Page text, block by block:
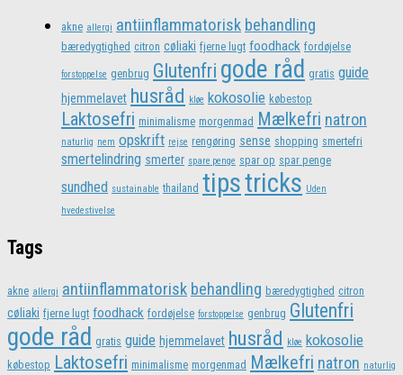
akne allergi antiinflammatorisk behandling
bæredygtighed citron cøliaki fjerne lugt foodhack fordøjelse
forstoppelse genbrug Glutenfri gode råd gratis guide
hjemmelavet husråd kløe kokosolie købestop
Laktosefri minimalisme morgenmad Mælkefri natron
naturlig nem opskrift rejse rengøring sense shopping smertefri
smertelindring smerter spare penge spar op spar penge
sundhed sustainable thailand tipstricks Uden
hvedestivelse
Tags
akne allergi antiinflammatorisk behandling bæredygtighed citron
cøliaki fjerne lugt foodhack fordøjelse forstoppelse genbrug Glutenfri
gode råd gratis guide hjemmelavet husråd kløe kokosolie
købestop Laktosefri minimalisme morgenmad Mælkefri natron naturlig